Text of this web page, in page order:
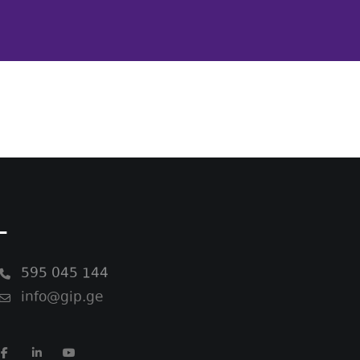
595 045 144
info@gip.ge